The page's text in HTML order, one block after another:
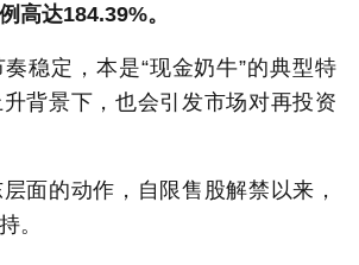
高达184.39%。
稳定，本是“现金奶牛”的典型特
背景下，也会引发市场对再投资
面的动作，自限售股解禁以来，
。